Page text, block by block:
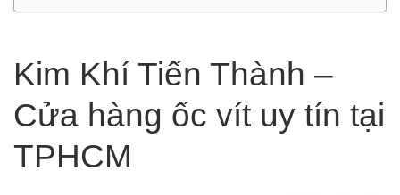
Kim Khí Tiến Thành –
Cửa hàng ốc vít uy tín tại
TPHCM